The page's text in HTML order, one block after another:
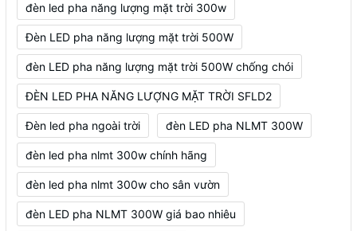
đèn led pha năng lượng mặt trời 300w
Đèn LED pha năng lượng mặt trời 500W
đèn LED pha năng lượng mặt trời 500W chống chói
ĐÈN LED PHA NĂNG LƯỢNG MẶT TRỜI SFLD2
Đèn led pha ngoài trời đèn LED pha NLMT 300W
đèn led pha nlmt 300w chính hãng
đèn led pha nlmt 300w cho sân vườn
đèn LED pha NLMT 300W giá bao nhiêu